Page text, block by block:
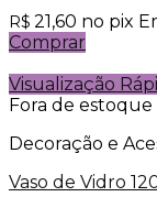
R$ 21,60 no pix
Comprar
Visualização
Fora de estoque
Decoração e
Vaso de Vidro